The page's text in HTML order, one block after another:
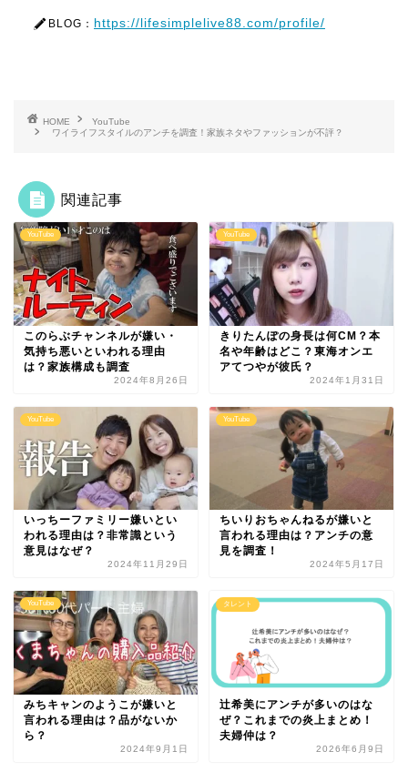
BLOG： https://lifesimplelive88.com/profile/
HOME
YouTube
ワイライフスタイルのアンチを調査！家族ネタやファッションが不評？
関連記事
YouTube
このらぶチャンネルが嫌い・
気持ち悪いといわれる理由
は？家族構成も調査
2024年8月26日
YouTube
きりたんぽの身長は何CM？本
名や年齢はどこ？東海オンエ
アてつやが彼氏？
2024年1月31日
YouTube
いっちーファミリー嫌いとい
われる理由は？非常識という
意見はなぜ？
2024年11月29日
YouTube
ちいりおちゃんねるが嫌いと
言われる理由は？アンチの意
見を調査！
2024年5月17日
YouTube
みちキャンのようこが嫌いと
言われる理由は？品がないか
ら？
2024年9月1日
タレント
辻希美にアンチが多いのはな
ぜ？これまでの炎上まとめ！
夫婦仲は？
2026年6月9日